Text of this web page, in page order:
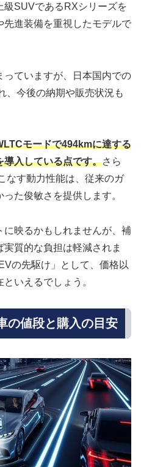
級SUVであるRXシリーズを
先進装備を重視したモデルで
ていますが、日本国内での
、今後の納期や販売状況も
モードで494kmに達する
導入している点です。さら
なす動力性能は、従来のガ
た俊敏さを提供します。
映るかもしれませんが、補
質的な負担は軽減されま
の先駆け」として、価格以
いえるでしょう。
の値段と購入の目安